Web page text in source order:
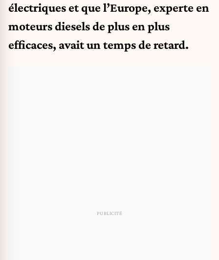
électriques et que l’Europe, experte en
moteurs diesels de plus en plus
efficaces, avait un temps de retard.